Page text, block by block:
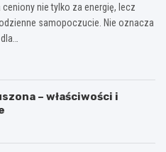
nie tylko za energię, lecz
samopoczucie. Nie oznacza
– właściwości i